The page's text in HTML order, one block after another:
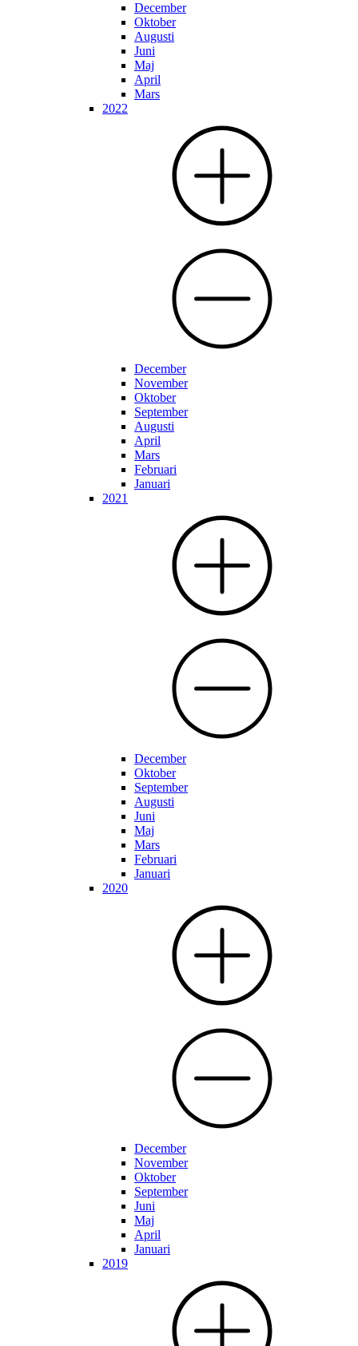
December
Oktober
Augusti
Juni
Maj
April
Mars
2022
December
November
Oktober
September
Augusti
April
Mars
Februari
Januari
2021
December
Oktober
September
Augusti
Juni
Maj
Mars
Februari
Januari
2020
December
November
Oktober
September
Juni
Maj
April
Januari
2019